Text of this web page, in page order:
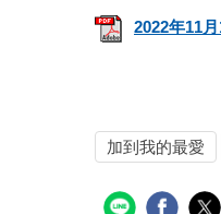
2022年11
加到我的最愛